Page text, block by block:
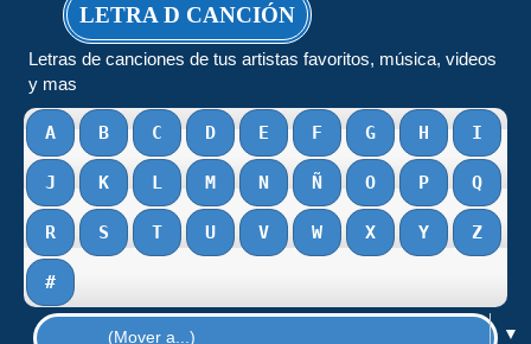
LETRA D CANCIÓN
Letras de canciones de tus artistas favoritos, música, videos
y mas
A B C D E F G H I
J K L M N Ñ O P Q
R S T U V W X Y Z
#
▼